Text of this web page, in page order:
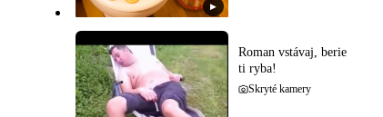
▶
Roman vstávaj, berie
ti ryba!
Skryté kamery